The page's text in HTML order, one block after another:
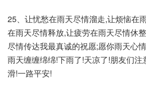
25、让忧愁在雨天尽情溜走,让烦恼在
在雨天尽情释放,让疲劳在雨天尽情休
尽情传达我最真诚的祝愿;愿你雨天心
雨天缠缠绵绵!下雨了!天凉了!朋友们注
滑!一路平安!